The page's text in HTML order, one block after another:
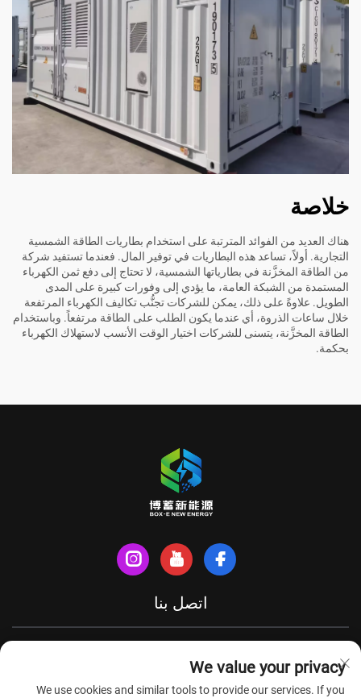
خلاصة
هناك العديد من الفوائد المترتبة على استخدام بطاريات الطاقة الشمسية
التجارية. أولاً، تساعد هذه البطاريات في توفير المال. فعندما تستفيد شركة
من الطاقة المخزَّنة في بطارياتها الشمسية، لا تحتاج إلى دفع ثمن الكهرباء
المستمدة من الشبكة العامة، ما يؤدي إلى وفورات كبيرة على المدى
الطويل. علاوةً على ذلك، يمكن للشركات تجنُّب تكاليف الكهرباء المرتفعة
خلال ساعات الذروة، أي عندما يكون الطلب على الطاقة مرتفعاً. وباستخدام
الطاقة المخزَّنة، يتسنى للشركات اختيار الوقت الأنسب لاستهلاك الكهرباء
بحكمة.
اتصل بنا
We value your privacy
We use cookies and similar tools to provide our services. If you